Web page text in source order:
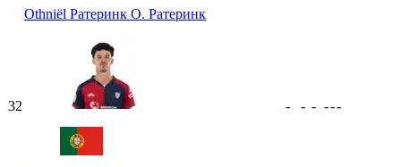
Othniël Ратеринк O. Ратеринк
32 - - - ---